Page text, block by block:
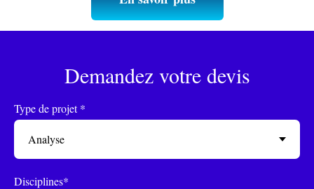
Demandez votre devis
Type de projet *
Disciplines*